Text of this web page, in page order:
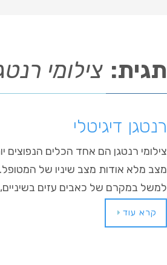
תגית: צילומי
רנטגן דיגיטלי
​צילומי רנטגן הם אחד הכלים
מצב מלא אודות מצב שיניו של
למשל במקרם של כאבים עזים
קרא עוד